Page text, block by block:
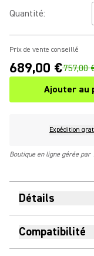
Quantité:
Prix de vente conseillé
689,00 €757,00
Ajouter au
Expédition
Boutique en ligne gérée par
Détails
Compatibilité